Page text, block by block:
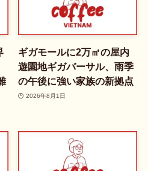
ギガモールに2万㎡の屋内
遊園地ギガバーサル、雨季
の午後に強い家族の新拠点
2026年8月1日